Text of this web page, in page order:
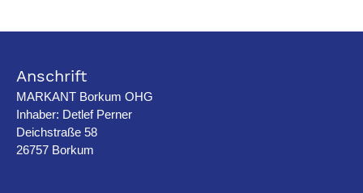
Anschrift
MARKANT Borkum OHG
Inhaber: Detlef Perner
Deichstraße 58
26757 Borkum